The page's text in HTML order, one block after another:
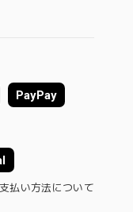
PayPay
払い方法について